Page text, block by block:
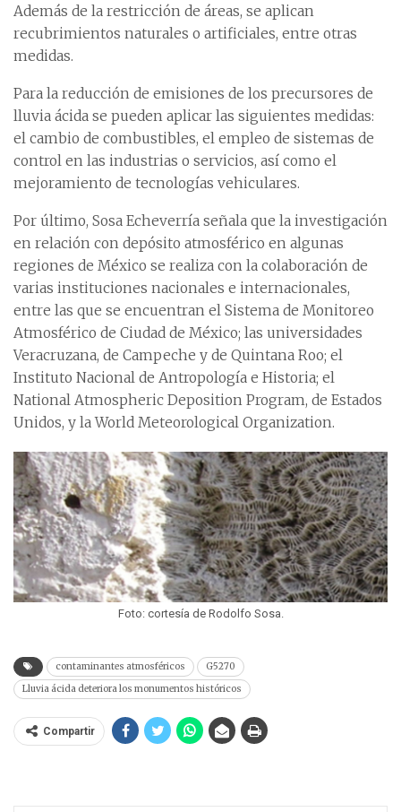
Además de la restricción de áreas, se aplican
recubrimientos naturales o artificiales, entre otras
medidas.
Para la reducción de emisiones de los precursores de
lluvia ácida se pueden aplicar las siguientes medidas:
el cambio de combustibles, el empleo de sistemas de
control en las industrias o servicios, así como el
mejoramiento de tecnologías vehiculares.
Por último, Sosa Echeverría señala que la investigación
en relación con depósito atmosférico en algunas
regiones de México se realiza con la colaboración de
varias instituciones nacionales e internacionales,
entre las que se encuentran el Sistema de Monitoreo
Atmosférico de Ciudad de México; las universidades
Veracruzana, de Campeche y de Quintana Roo; el
Instituto Nacional de Antropología e Historia; el
National Atmospheric Deposition Program, de Estados
Unidos, y la World Meteorological Organization.
Foto: cortesía de Rodolfo Sosa.
contaminantes atmosféricos
G5270
Lluvia ácida deteriora los monumentos históricos
Compartir